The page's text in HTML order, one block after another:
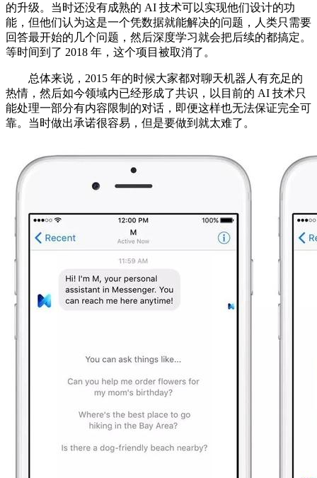
的升级。当时还没有成熟的 AI 技术可以实现他们设计的功
能，但他们认为这是一个凭数据就能解决的问题，人类只需要
回答最开始的几个问题，然后深度学习就会把后续的都搞定。
等时间到了 2018 年，这个项目被取消了。
总体来说，2015 年的时候大家都对聊天机器人有充足的
热情，然后如今领域内已经形成了共识，以目前的 AI 技术只
能处理一部分有内容限制的对话，即便这样也无法保证完全可
靠。当时做出承诺很容易，但是要做到就太难了。